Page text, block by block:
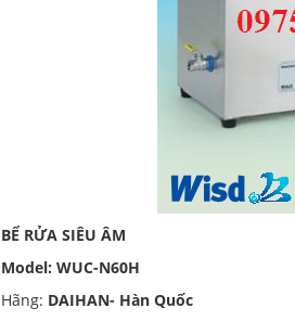
BỂ RỬA SIÊU ÂM
Model: WUC-N60H
Hãng: DAIHAN- Hàn Quốc